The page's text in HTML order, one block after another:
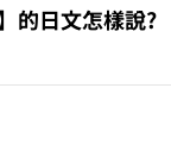
的日文怎樣說?